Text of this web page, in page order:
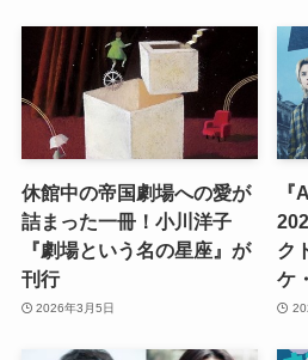
休館中の帝国劇場への愛が
詰まった一冊！小川洋子
『劇場という名の星座』が
刊行
2026年3月5日
ク
ケ